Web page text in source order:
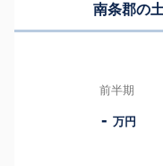
南条郡の
前半期
-万円